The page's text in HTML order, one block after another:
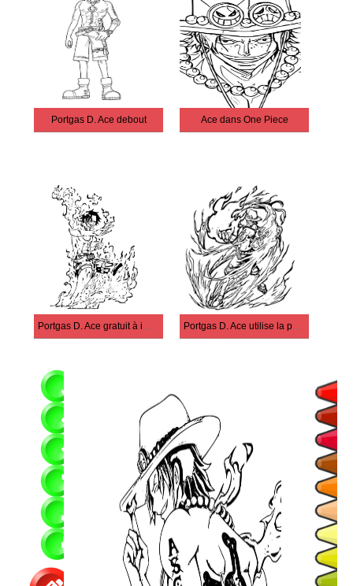
Portgas D. Ace debout Ace dans One Piece
Portgas D. Ace gratuit à imprimer Portgas D. Ace utilise la puissance de feu